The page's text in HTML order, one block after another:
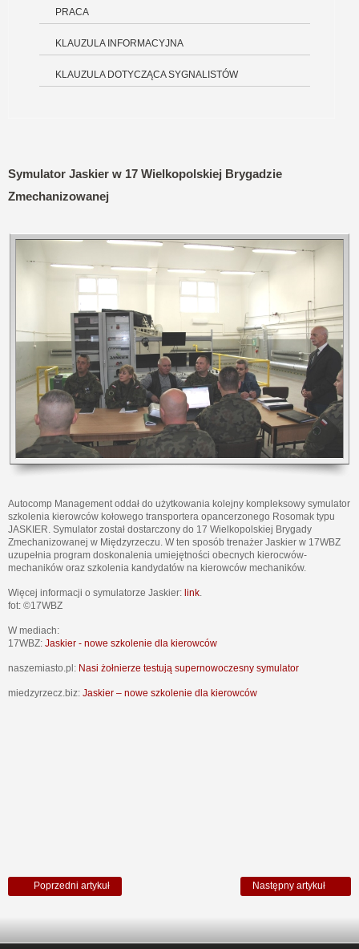
PRACA
KLAUZULA INFORMACYJNA
KLAUZULA DOTYCZĄCA SYGNALISTÓW
Symulator Jaskier w 17 Wielkopolskiej Brygadzie
Zmechanizowanej
Autocomp Management oddał do użytkowania kolejny kompleksowy symulator
szkolenia kierowców kołowego transportera opancerzonego Rosomak typu
JASKIER. Symulator został dostarczony do 17 Wielkopolskiej Brygady
Zmechanizowanej w Międzyrzeczu. W ten sposób trenażer Jaskier w 17WBZ
uzupełnia program doskonalenia umiejętności obecnych kierocwów-
mechaników oraz szkolenia kandydatów na kierowców mechaników.
Więcej informacji o symulatorze Jaskier: link.
fot: ©17WBZ
W mediach:
17WBZ: Jaskier - nowe szkolenie dla kierowców
naszemiasto.pl: Nasi żołnierze testują supernowoczesny symulator
miedzyrzecz.biz: Jaskier – nowe szkolenie dla kierowców
Poprzedni artykuł Następny artykuł